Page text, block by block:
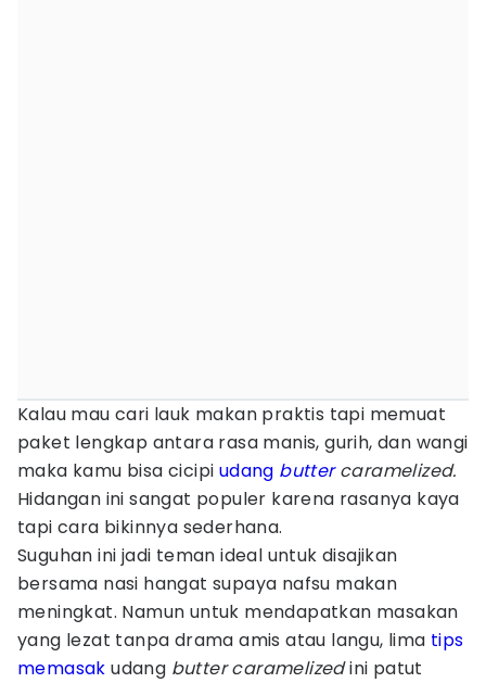
Kalau mau cari lauk makan praktis tapi memuat
paket lengkap antara rasa manis, gurih, dan wangi
maka kamu bisa cicipi udang buttercaramelized.
Hidangan ini sangat populer karena rasanya kaya
tapi cara bikinnya sederhana.
Suguhan ini jadi teman ideal untuk disajikan
bersama nasi hangat supaya nafsu makan
meningkat. Namun untuk mendapatkan masakan
yang lezat tanpa drama amis atau langu, lima tips
memasak udang butter caramelizedini patut